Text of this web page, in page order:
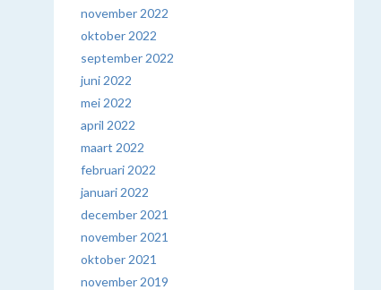
november 2022
oktober 2022
september 2022
juni 2022
mei 2022
april 2022
maart 2022
februari 2022
januari 2022
december 2021
november 2021
oktober 2021
november 2019